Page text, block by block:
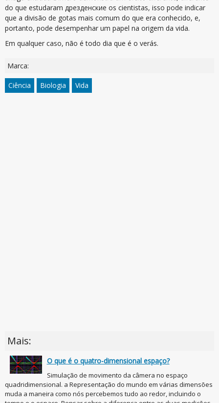
do que estudaram дрезденские os cientistas, isso pode indicar
que a divisão de gotas mais comum do que era conhecido, e,
portanto, pode desempenhar um papel na origem da vida.
Em qualquer caso, não é todo dia que é o verás.
Marca:
Ciência Biologia Vida
Mais:
O que é o quatro-dimensional espaço?
Simulação de movimento da câmera no espaço
quadridimensional. a Representação do mundo em várias dimensões
muda a maneira como nós percebemos tudo ao redor, incluindo o